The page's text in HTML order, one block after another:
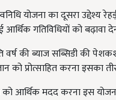
योजना का दूसरा उद्देश्य
गतिविधियों को बढ़ावा
वर्ष की ब्याज सब्सिडी की
को प्रोत्साहित करना इसका
को आर्थिक मदद करना इस